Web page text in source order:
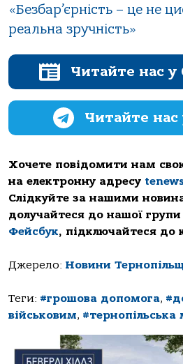
«Безбар’єрність – це не
реальна зручність»
Читайте нас у
Читайте нас
Хочете повідомити нам
на електронну адресу
Слідкуйте за нашими
долучайтеся до нашої групи
Фейсбук, підключайтеся до
Джерело: Новини
Теги: #грошова допомога,
військовим, #тернопільська